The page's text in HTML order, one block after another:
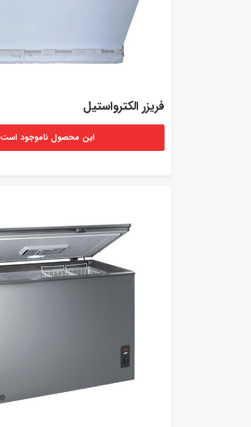
فریزر الکترواستیل
این محصول ناموجود است